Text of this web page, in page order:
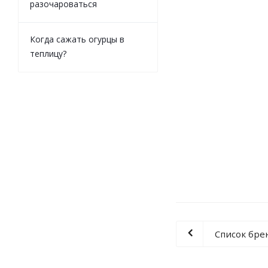
Список
разочароваться
Когда сажать огурцы в
теплицу?